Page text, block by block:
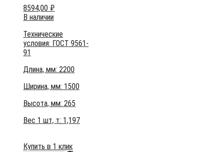
8594,00 ₽
В наличии
Технические
условия: ГОСТ 9561-
91
Длина, мм: 2200
Ширина, мм: 1500
Высота, мм: 265
Вес 1 шт, т: 1,197
Купить в 1 клик